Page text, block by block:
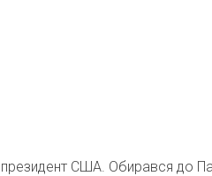
США. Обирався до